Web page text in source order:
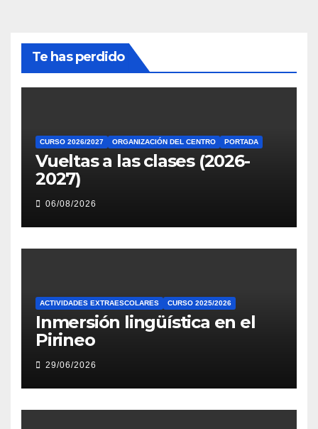
Te has perdido
CURSO 2026/2027 ORGANIZACIÓN DEL CENTRO PORTADA
Vueltas a las clases (2026-
2027)
06/08/2026
ACTIVIDADES EXTRAESCOLARES CURSO 2025/2026
Inmersión lingüística en el
Pirineo
29/06/2026